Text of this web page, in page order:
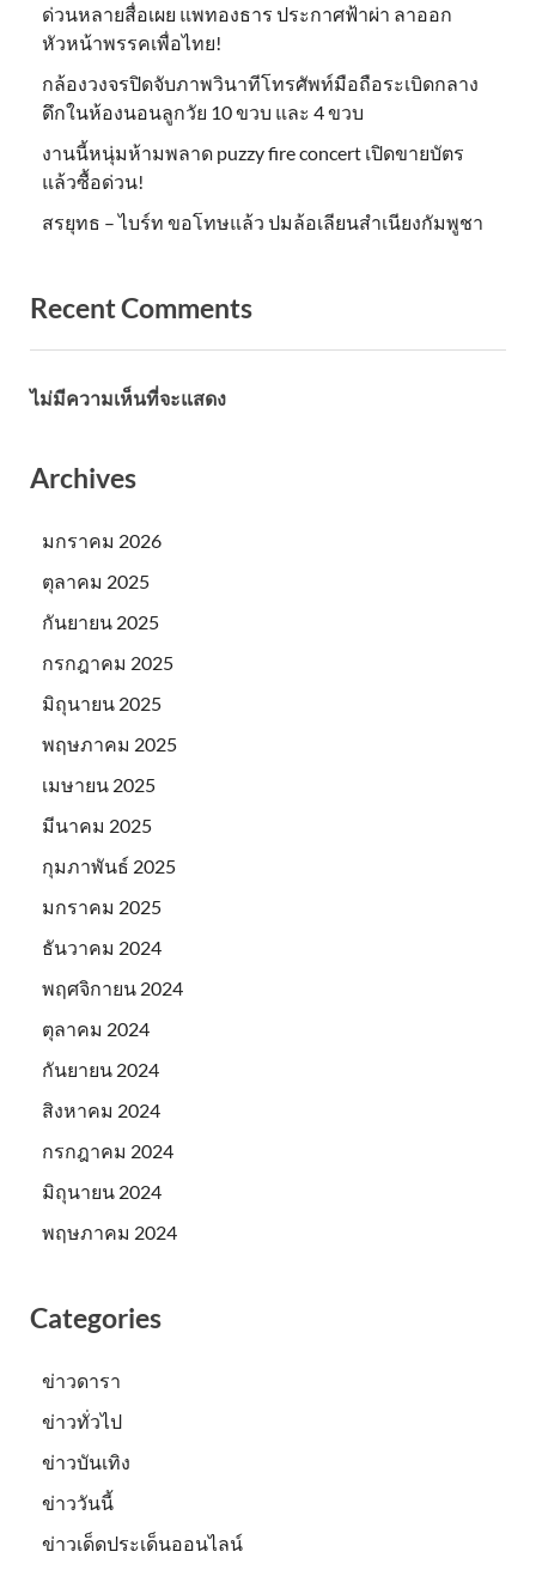
ด่วนหลายสื่อเผย แพทองธาร ประกาศฟ้าผ่า ลาออก
หัวหน้าพรรคเพื่อไทย!
กล้องวงจรปิดจับภาพวินาทีโทรศัพท์มือถือระเบิดกลาง
ดึกในห้องนอนลูกวัย 10 ขวบ และ 4 ขวบ
งานนี้หนุ่มห้ามพลาด puzzy fire concert เปิดขายบัตร
แล้วซื้อด่วน!
สรยุทธ – ไบร์ท ขอโทษแล้ว ปมล้อเลียนสำเนียงกัมพูชา
Recent Comments
ไม่มีความเห็นที่จะแสดง
Archives
มกราคม 2026
ตุลาคม 2025
กันยายน 2025
กรกฎาคม 2025
มิถุนายน 2025
พฤษภาคม 2025
เมษายน 2025
มีนาคม 2025
กุมภาพันธ์ 2025
มกราคม 2025
ธันวาคม 2024
พฤศจิกายน 2024
ตุลาคม 2024
กันยายน 2024
สิงหาคม 2024
กรกฎาคม 2024
มิถุนายน 2024
พฤษภาคม 2024
Categories
ข่าวดารา
ข่าวทั่วไป
ข่าวบันเทิง
ข่าววันนี้
ข่าวเด็ดประเด็นออนไลน์